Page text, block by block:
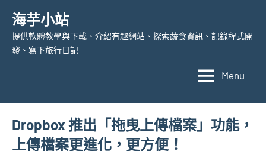
content
海芋小站
提供軟體教學與下載、介紹有趣網站、探索蔬食資訊、記錄程式開
發、寫下旅行日記
Menu
Dropbox 推出「拖曳上傳檔案」功能，
上傳檔案更進化，更方便！